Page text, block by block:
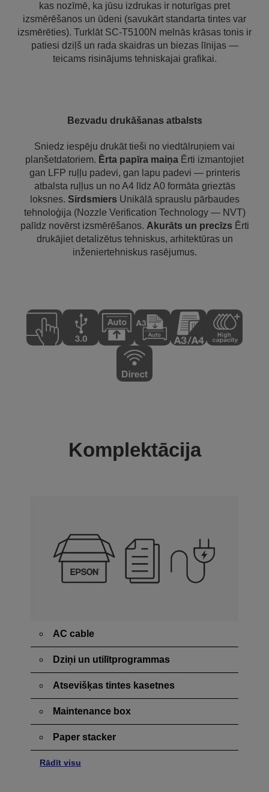
kas nozīmē, ka jūsu izdrukas ir noturīgas pret
izsmērēšanos un ūdeni (savukārt standarta tintes var
izsmērēties). Turklāt SC-T5100N melnās krāsas tonis ir
patiesi dziļš un rada skaidras un biezas līnijas —
teicams risinājums tehniskajai grafikai.
Bezvadu drukāšanas atbalsts
Sniedz iespēju drukāt tieši no viedtālruņiem vai
planšetdatoriem. Ērta papīra maiņa Ērti izmantojiet
gan LFP ruļļu padevi, gan lapu padevi — printeris
atbalsta ruļļus un no A4 līdz A0 formāta grieztās
loksnes. Sirdsmiers Unikālā sprauslu pārbaudes
tehnoloģija (Nozzle Verification Technology — NVT)
palīdz novērst izsmērēšanos. Akurāts un precīzs Ērti
drukājiet detalizētus tehniskus, arhitektūras un
inženiertehniskus rasējumus.
Komplektācija
AC cable
Dziņi un utilītprogrammas
Atsevišķas tintes kasetnes
Maintenance box
Paper stacker
Rādīt visu